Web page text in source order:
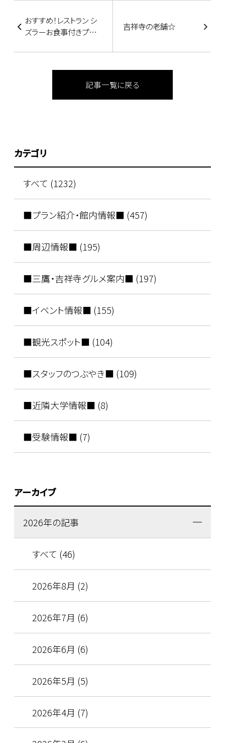
おすすめ！レストラン シ
ズラーお食事付きプラ
吉祥寺の老舗☆
記事一覧に戻る
カテゴリ
すべて (1232)
■プラン紹介・館内情報■ (457)
■周辺情報■ (195)
■三鷹・吉祥寺グルメ案内■ (197)
■イベント情報■ (155)
■観光スポット■ (104)
■スタッフのつぶやき■ (109)
■近隣大学情報■ (8)
■受験情報■ (7)
アーカイブ
2026年の記事
すべて (46)
2026年8月 (2)
2026年7月 (6)
2026年6月 (6)
2026年5月 (5)
2026年4月 (7)